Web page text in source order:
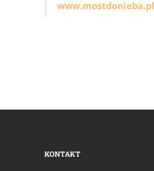
www.mostdonieba.pl
KONTAKT